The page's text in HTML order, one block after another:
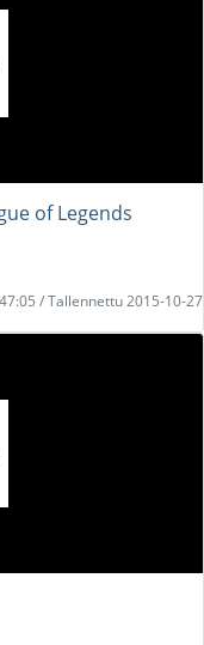
of Legends
/ Tallennettu 2015-10-27